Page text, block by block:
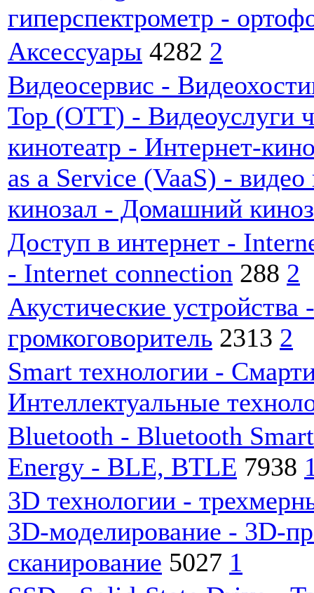
гиперспектрометр -
Аксессуары 4282 2
Видеосервис -
Top (OTT) - Видеоуслуги
кинотеатр - Интернет-
as a Service (VaaS) -
кинозал - Домашний
Доступ в интернет -
- Internet connection 288 2
Акустические
громкоговоритель 2313 2
Smart технологии -
Интеллектуальные
Bluetooth - Bluetooth
Energy - BLE, BTLE 7938
3D технологии -
3D-моделирование - 3D-
сканирование 5027 1